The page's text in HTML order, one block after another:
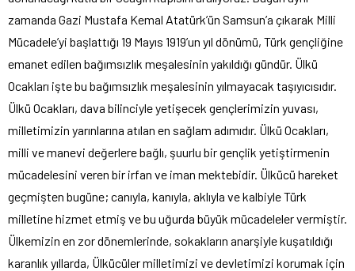
zamanda Gazi Mustafa Kemal Atatürk’ün Samsun’a çıkarak Milli
Mücadele’yi başlattığı 19 Mayıs 1919’un yıl dönümü, Türk gençliğine
emanet edilen bağımsızlık meşalesinin yakıldığı gündür. Ülkü
Ocakları işte bu bağımsızlık meşalesinin yılmayacak taşıyıcısıdır.
Ülkü Ocakları, dava bilinciyle yetişecek gençlerimizin yuvası,
milletimizin yarınlarına atılan en sağlam adımıdır. Ülkü Ocakları,
milli ve manevi değerlere bağlı, şuurlu bir gençlik yetiştirmenin
mücadelesini veren bir irfan ve iman mektebidir. Ülkücü hareket
geçmişten bugüne; canıyla, kanıyla, aklıyla ve kalbiyle Türk
milletine hizmet etmiş ve bu uğurda büyük mücadeleler vermiştir.
Ülkemizin en zor dönemlerinde, sokakların anarşiyle kuşatıldığı
karanlık yıllarda, Ülkücüler milletimizi ve devletimizi korumak için